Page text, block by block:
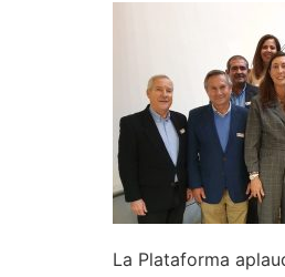
La Plataforma